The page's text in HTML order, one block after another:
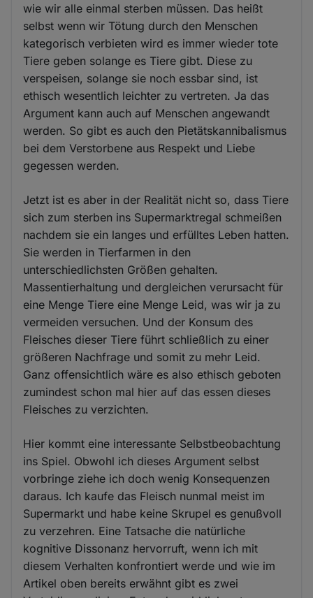
wie wir alle einmal sterben müssen. Das heißt
selbst wenn wir Tötung durch den Menschen
kategorisch verbieten wird es immer wieder tote
Tiere geben solange es Tiere gibt. Diese zu
verspeisen, solange sie noch essbar sind, ist
ethisch wesentlich leichter zu vertreten. Ja das
Argument kann auch auf Menschen angewandt
werden. So gibt es auch den Pietätskannibalismus
bei dem Verstorbene aus Respekt und Liebe
gegessen werden.
Jetzt ist es aber in der Realität nicht so, dass Tiere
sich zum sterben ins Supermarktregal schmeißen
nachdem sie ein langes und erfülltes Leben hatten.
Sie werden in Tierfarmen in den
unterschiedlichsten Größen gehalten.
Massentierhaltung und dergleichen verursacht für
eine Menge Tiere eine Menge Leid, was wir ja zu
vermeiden versuchen. Und der Konsum des
Fleisches dieser Tiere führt schließlich zu einer
größeren Nachfrage und somit zu mehr Leid.
Ganz offensichtlich wäre es also ethisch geboten
zumindest schon mal hier auf das essen dieses
Fleisches zu verzichten.
Hier kommt eine interessante Selbstbeobachtung
ins Spiel. Obwohl ich dieses Argument selbst
vorbringe ziehe ich doch wenig Konsequenzen
daraus. Ich kaufe das Fleisch nunmal meist im
Supermarkt und habe keine Skrupel es genußvoll
zu verzehren. Eine Tatsache die natürliche
kognitive Dissonanz hervorruft, wenn ich mit
diesem Verhalten konfrontiert werde und wie im
Artikel oben bereits erwähnt gibt es zwei